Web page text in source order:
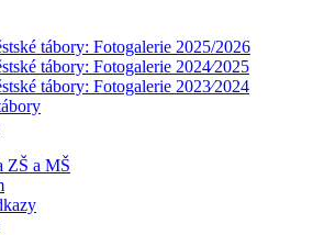
tábory: Fotogalerie 2025/2026
tábory: Fotogalerie 2024⁄2025
tábory: Fotogalerie 2023⁄2024
ZŠ a MŠ